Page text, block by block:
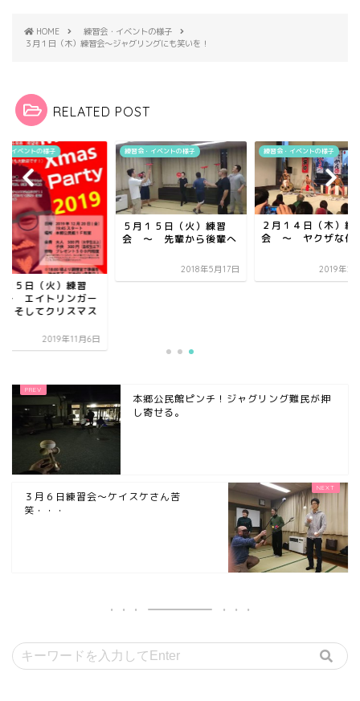
HOME
練習会・イベントの様子
３月１日（木）練習会～ジャグリングにも笑いを！
RELATED POST
・イベントの様子
月５日（火）練習
エイトリンガー
そしてクリスマス
2019年11月6日
練習会・イベントの様子
５月１５日（火）練習
会 ～ 先輩から後輩へ
2018年5月17日
練習会・イベントの様子
２月１４日（木）練
会 ～ ヤクザな代
2019年2
本郷公民館ピンチ！ジャグリング難民が押
し寄せる。
３月６日練習会～ケイスケさん苦
笑・・・